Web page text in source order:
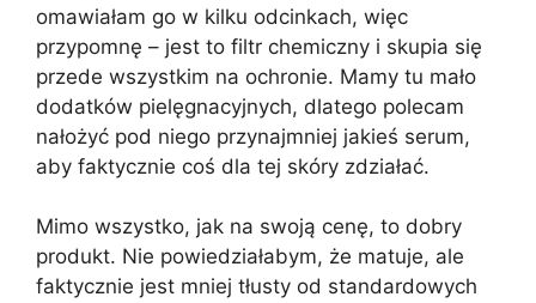
omawiałam go w kilku odcinkach, więc
przypomnę – jest to filtr chemiczny i skupia się
przede wszystkim na ochronie. Mamy tu mało
dodatków pielęgnacyjnych, dlatego polecam
nałożyć pod niego przynajmniej jakieś serum,
aby faktycznie coś dla tej skóry zdziałać.
Mimo wszystko, jak na swoją cenę, to dobry
produkt. Nie powiedziałabym, że matuje, ale
faktycznie jest mniej tłusty od standardowych